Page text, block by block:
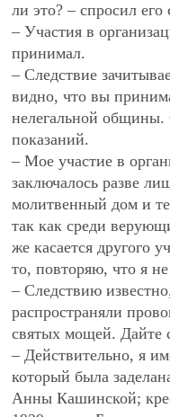
ли это? – спросил его
– Участия в
принимал.
– Следствие
видно, что вы
нелегальной общины.
показаний.
– Мое участие в
заключалось разве
молитвенный дом и
так как среди
же касается другого
то, повторяю, что я
– Следствию
распространяли
святых мощей. Дайте
– Действительно, я
который была
Анны Кашинской;